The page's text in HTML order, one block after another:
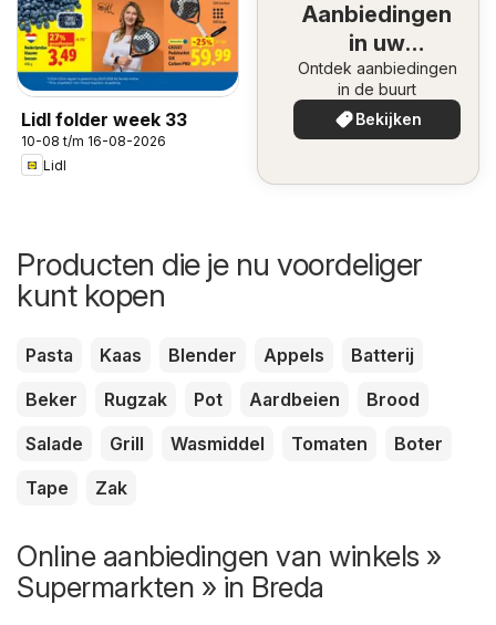
Lidl folder week 33
10-08 t/m 16-08-2026
Lidl
Aanbiedingen
in uw
omgeving
Ontdek aanbiedingen
in de buurt
Bekijken
Producten die je nu voordeliger
kunt kopen
Pasta Kaas Blender Appels
Batterij
Beker
Rugzak Pot Aardbeien
Brood
Salade
Grill Wasmiddel Tomaten
Boter
Tape
Zak
Online aanbiedingen van winkels »
Supermarkten » in Breda